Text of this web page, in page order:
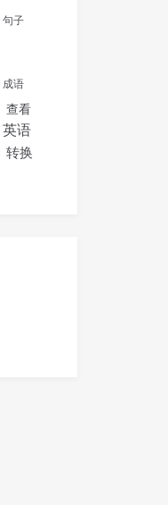
句子
成语
查看
英语
转换